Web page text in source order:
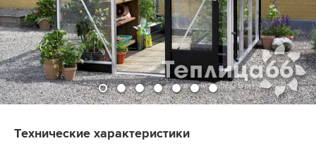
Технические характеристики